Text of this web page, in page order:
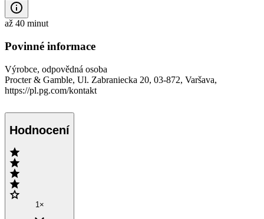
až 40 minut
Povinné informace
Výrobce, odpovědná osoba
Procter & Gamble, Ul. Zabraniecka 20, 03-872, Varšava,
https://pl.pg.com/kontakt
Hodnocení
1×